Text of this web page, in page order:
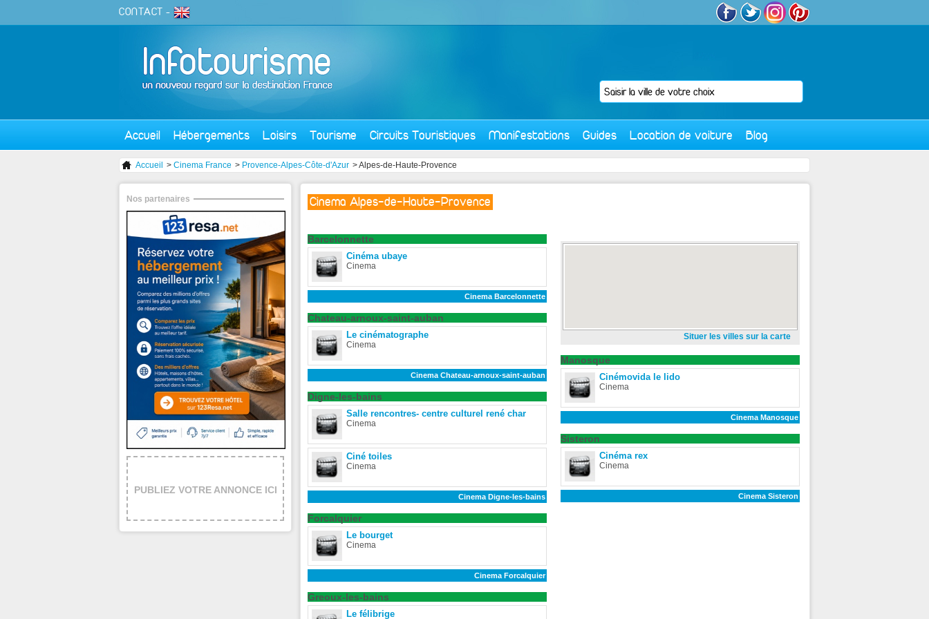
CONTACT -
Accueil Hébergements Loisirs Tourisme Circuits Touristiques Manifestations Guides Location de voiture Blog
Accueil > Cinema France > Provence-Alpes-Côte-d'Azur > Alpes-de-Haute-Provence
Cinema Alpes-de-Haute-Provence
Barcelonnette
Cinéma ubaye
Cinema
Cinema Barcelonnette
Chateau-arnoux-saint-auban
Le cinématographe
Cinema
Cinema Chateau-arnoux-saint-auban
Digne-les-bains
Salle rencontres- centre culturel rené char
Cinema
Ciné toiles
Cinema
Cinema Digne-les-bains
Forcalquier
Le bourget
Cinema
Cinema Forcalquier
Greoux-les-bains
Le félibrige
Situer les villes sur la carte
Manosque
Cinémovida le lido
Cinema
Cinema Manosque
Sisteron
Cinéma rex
Cinema
Cinema Sisteron
Nos partenaires
PUBLIEZ VOTRE ANNONCE ICI